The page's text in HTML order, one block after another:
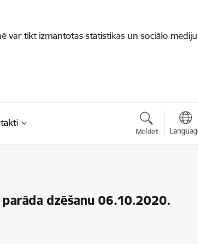
var tikt izmantotas statistikas un sociālo
Meklēt
dzēšanu 06.10.2020.